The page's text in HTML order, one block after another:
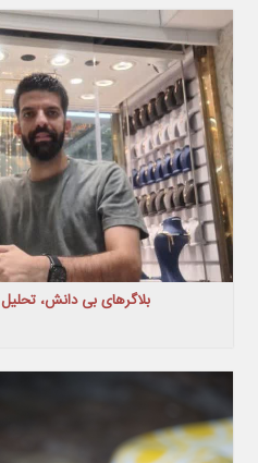
بلاگرهای بی دانش،